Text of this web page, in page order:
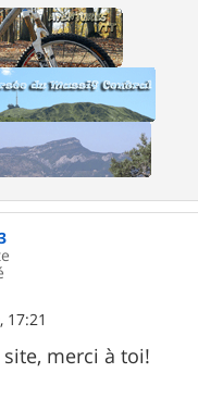
17:21
merci à toi!